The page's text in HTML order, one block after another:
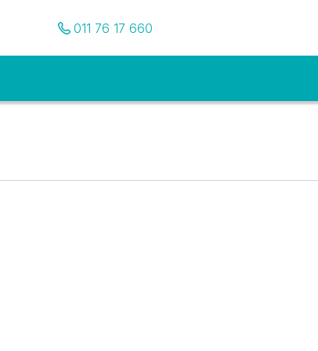
Pozovite nas
011 76 17 660